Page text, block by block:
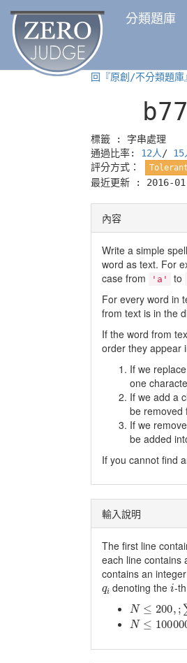
分類題庫
回『原創/不分類題庫
標籤 : 字串處理
通過比率: 12人 / 15
評分方式：
Tolerant
最近更新 : 2016-
內容
Write a simple
word as text. For
case from 'a' to
For every word in
from text is in the
If the word from
order they appear
If we
one
If we add a
be removed
If we
be added
If you cannot find
輸入說明
The first line
each line contains
contains an integer
qidenoting thei-
N≤
N ≤100000,